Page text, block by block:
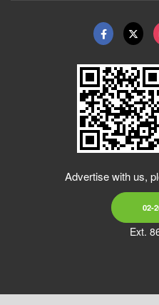
Advertise with us,
02-
Ext.